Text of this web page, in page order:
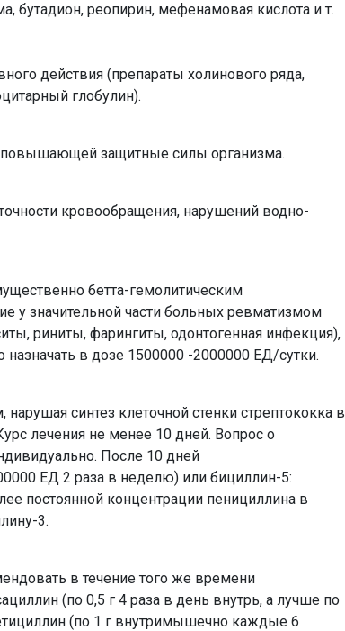
бутадион, реопирин, мефенамовая кислота и т.
действия (препараты холинового ряда,
глобулин).
повышающей защитные силы организма.
кровообращения, нарушений водно-
бетта-гемолитическим
у значительной части больных ревматизмом
риниты, фарингиты, одонтогенная инфекция),
назначать в дозе 1500000 -2000000 ЕД/сутки.
синтез клеточной стенки стрептококка в
лечения не менее 10 дней. Вопрос о
После 10 дней
ЕД 2 раза в неделю) или бициллин-5:
постоянной концентрации пенициллина в
3.
в течение того же времени
(по 0,5 г 4 раза в день внутрь, а лучше по
(по 1 г внутримышечно каждые 6